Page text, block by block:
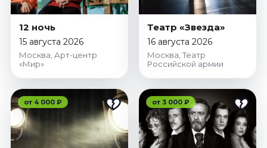
12 ночь
15 августа 2026
Москва, Арт-центр
«Мир»
Театр «Звезда»
16 августа 2026
Москва, Театр
Российской армии
от 4 000 ₽ от 3 000 ₽